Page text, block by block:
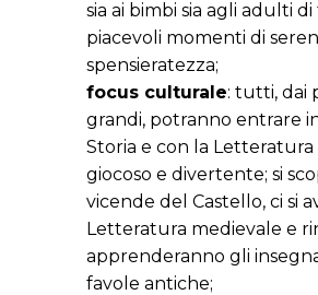
sia ai bimbi sia agli adulti di
piacevoli momenti di
spensieratezza;
focus culturale: tutti, dai
grandi, potranno entrare
Storia e con la Letteratura
giocoso e divertente; si
vicende del Castello, ci si
Letteratura medievale e
apprenderanno gli
favole antiche;